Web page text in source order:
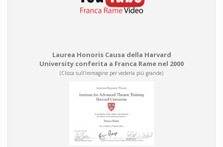
Laurea Honoris Causa della Harvard
University conferita a Franca Rame nel 2000
(Clicca sull'immagine per vederla più grande)